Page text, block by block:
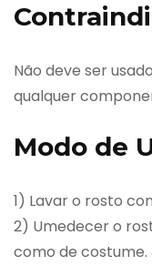
Não deve ser
qualquer
Modo de
1) Lavar o rosto
2) Umedecer o
como de costume.